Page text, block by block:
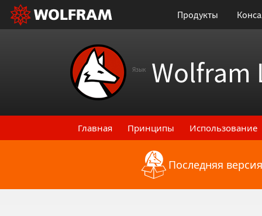
Продукты
Язык Wolfram
Главная Принципы Использование
Назад к последнимПоследняя